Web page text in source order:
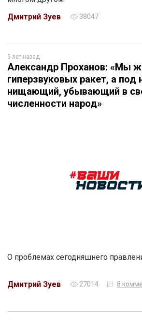
Дмитрий Зуев
38047
5 лет назад
Александр Проханов: «Мы
гиперзвуковых ракет, а под
нищающий, убывающий в
численности народ»
О проблемах сегодняшнего
Дмитрий Зуев 27014 8